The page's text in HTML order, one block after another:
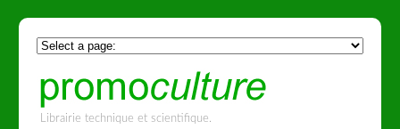
Librairie technique et scientifique.